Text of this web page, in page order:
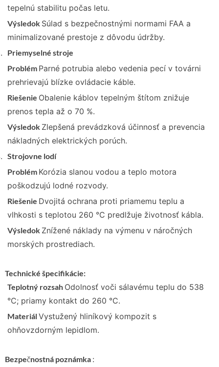
tepelnú stabilitu počas letu.
Výsledok Súlad s bezpečnostnými normami FAA a
minimalizované prestoje z dôvodu údržby.
Priemyselné stroje
Problém Parné potrubia alebo vedenia pecí v továrni
prehrievajú blízke ovládacie káble.
Riešenie Obalenie káblov tepelným štítom znižuje
prenos tepla až o 70 %.
Výsledok Zlepšená prevádzková účinnosť a prevencia
nákladných elektrických porúch.
Strojovne lodí
Problém Korózia slanou vodou a teplo motora
poškodzujú lodné rozvody.
Riešenie Dvojitá ochrana proti priamemu teplu a
vlhkosti s teplotou 260 °C predlžuje životnosť kábla.
Výsledok Znížené náklady na výmenu v náročných
morských prostrediach.
Technické špecifikácie:
Teplotný rozsah Odolnosť voči sálavému teplu do 538
°C; priamy kontakt do 260 °C.
MateriálVystužený hliníkový kompozit s
ohňovzdorným lepidlom.
Bezpečnostná poznámka :